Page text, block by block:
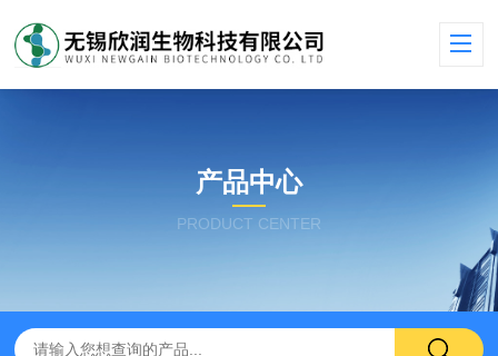
产品中心
PRODUCT CENTER